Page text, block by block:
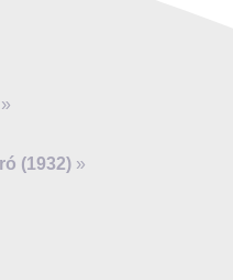
(1932) »